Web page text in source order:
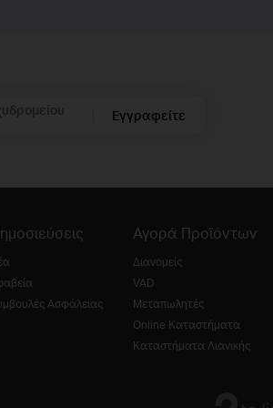
Εγγραφείτε
Ασφάλειας
Αγορά Προϊόντων
Διανομείς
VAD
Μεταπωλητές
Online Καταστήματα
Καταστήματα Λιανικής